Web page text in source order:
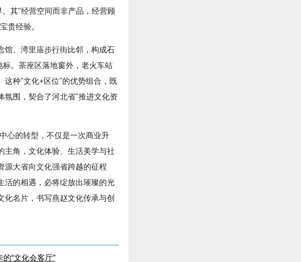
其"经营空间而非产品，经营顾
贵经验。
馆、湾里庙步行街比邻，构成石
。茶座区落地窗外，老火车站
这种"文化+区位"的优势组合，既
氛围，契合了河北省"推进文化资
心的转型，不仅是一次商业升
主角，文化体验、生活美学与社
源大省向文化强省跨越的征程
活的相遇，必将绽放出璀璨的光
名片，书写燕赵文化传承与创
“文化会客厅”